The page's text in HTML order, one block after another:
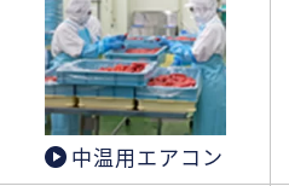
中温用エアコン